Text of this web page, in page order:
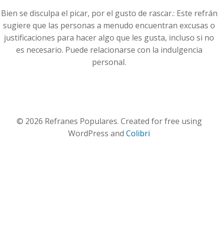
Bien se disculpa el picar, por el gusto de rascar.: Este refrán
sugiere que las personas a menudo encuentran excusas o
justificaciones para hacer algo que les gusta, incluso si no
es necesario. Puede relacionarse con la indulgencia
personal.
© 2026 Refranes Populares. Created for free using
WordPress and Colibri